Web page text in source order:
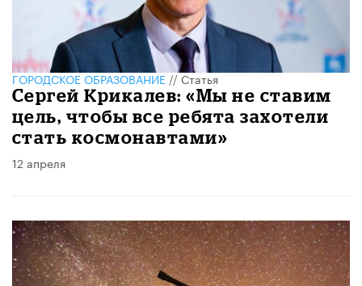
ГОРОДСКОЕ ОБРАЗОВАНИЕ//Статья
Сергей Крикалев: «Мы не ставим
цель, чтобы все ребята захотели
стать космонавтами»
12 апреля